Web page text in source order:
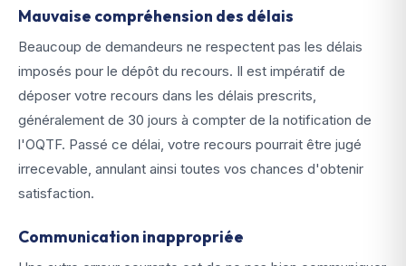
Mauvaise compréhension des délais
Beaucoup de demandeurs ne respectent pas les délais
imposés pour le dépôt du recours. Il est impératif de
déposer votre recours dans les délais prescrits,
généralement de 30 jours à compter de la notification de
l'OQTF. Passé ce délai, votre recours pourrait être jugé
irrecevable, annulant ainsi toutes vos chances d'obtenir
satisfaction.
Communication inappropriée